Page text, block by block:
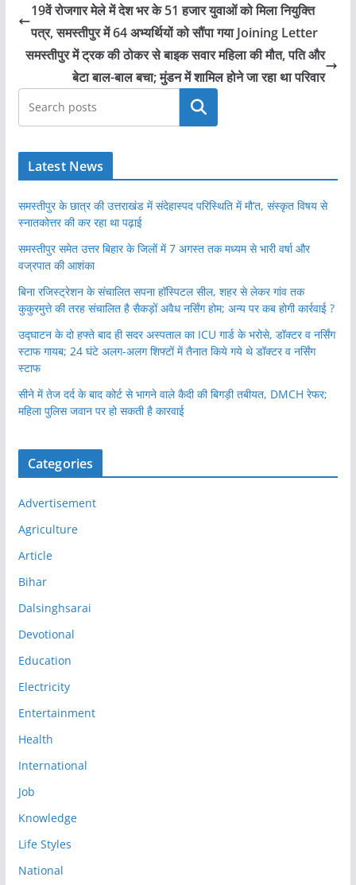
19वें रोजगार मेले में देश भर के 51 हजार युवाओं को मिला नियुक्ति
पत्र, समस्तीपुर में 64 अभ्यर्थियों को सौंपा गया Joining Letter
समस्तीपुर में ट्रक की ठोकर से बाइक सवार महिला की मौत, पति और
बेटा बाल-बाल बचा; मुंडन में शामिल होने जा रहा था परिवार
खोजें
Latest News
समस्तीपुर के छात्र की उत्तराखंड में संदेहास्पद परिस्थिति में मौ’त, संस्कृत विषय से
स्नातकोत्तर की कर रहा था पढ़ाई
समस्तीपुर समेत उत्तर बिहार के जिलों में 7 अगस्त तक मध्यम से भारी वर्षा और
वज्रपात की आशंका
बिना रजिस्ट्रेशन के संचालित सपना हॉस्पिटल सील, शहर से लेकर गांव तक
कुकुरमुत्ते की तरह संचालित है सैकड़ों अवैध नर्सिंग होम; अन्य पर कब होगी कार्रवाई ?
उद्घाटन के दो हफ्ते बाद ही सदर अस्पताल का ICU गार्ड के भरोसे, डॉक्टर व नर्सिंग
स्टाफ गायब; 24 घंटे अलग-अलग शिफ्टों में तैनात किये गये थे डॉक्टर व नर्सिंग
स्टाफ
सीने में तेज दर्द के बाद कोर्ट से भागने वाले कैदी की बिगड़ी तबीयत, DMCH रेफर;
महिला पुलिस जवान पर हो सकती है कारवाई
Categories
Advertisement
Agriculture
Article
Bihar
Dalsinghsarai
Devotional
Education
Electricity
Entertainment
Health
International
Job
Knowledge
Life Styles
National